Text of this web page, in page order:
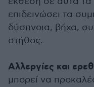
επιδεινώσει τα
δύσπνοια, βήχα,
στήθος.
Αλλεργίες και
μπορεί να